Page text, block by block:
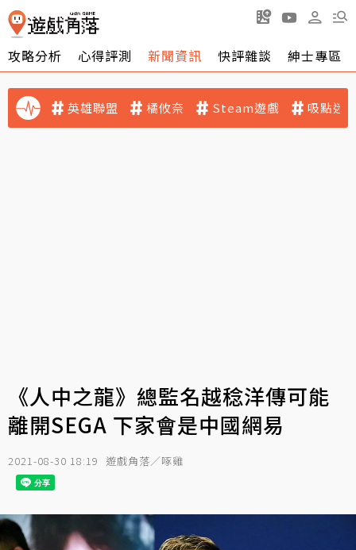
攻略分析 心得評測 新聞資訊 快評雜談 紳士專區
英雄聯盟 橘攸奈 Steam遊戲 吸點迷
《人中之龍》總監名越稔洋傳可能
離開SEGA 下家會是中國網易
2021-08-30 18:19 遊戲角落／啄雞